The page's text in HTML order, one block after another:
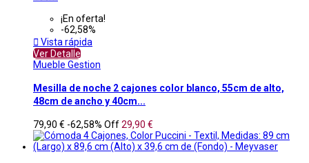
¡En oferta!
-62,58%
 Vista rápida
Ver Detalle
Mueble Gestion
Mesilla de noche 2 cajones color blanco, 55cm de alto,
48cm de ancho y 40cm...
79,90 € -62,58% Off29,90 €